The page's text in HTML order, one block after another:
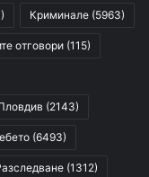
Криминале (5963)
отговори (115)
(2143)
(6493)
(1312)